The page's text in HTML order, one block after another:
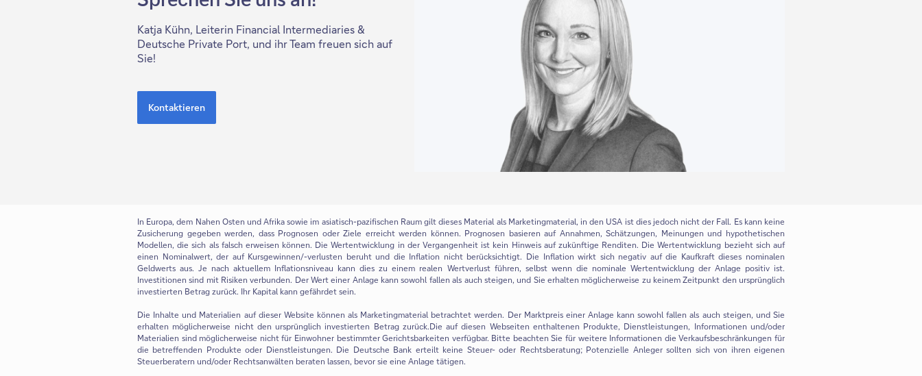
Katja Kühn, Leiterin Financial Intermediaries &
Deutsche Private Port, und ihr Team freuen sich auf
Sie!
Kontaktieren
In Europa, dem Nahen Osten und Afrika sowie im asiatisch-pazifischen Raum gilt dieses Material als Marketingmaterial, in den USA ist dies jedoch nicht der Fall. Es kann keine
Zusicherung gegeben werden, dass Prognosen oder Ziele erreicht werden können. Prognosen basieren auf Annahmen, Schätzungen, Meinungen und hypothetischen
Modellen, die sich als falsch erweisen können. Die Wertentwicklung in der Vergangenheit ist kein Hinweis auf zukünftige Renditen. Die Wertentwicklung bezieht sich auf
einen Nominalwert, der auf Kursgewinnen/-verlusten beruht und die Inflation nicht berücksichtigt. Die Inflation wirkt sich negativ auf die Kaufkraft dieses nominalen
Geldwerts aus. Je nach aktuellem Inflationsniveau kann dies zu einem realen Wertverlust führen, selbst wenn die nominale Wertentwicklung der Anlage positiv ist.
Investitionen sind mit Risiken verbunden. Der Wert einer Anlage kann sowohl fallen als auch steigen, und Sie erhalten möglicherweise zu keinem Zeitpunkt den ursprünglich
investierten Betrag zurück. Ihr Kapital kann gefährdet sein.
Die Inhalte und Materialien auf dieser Website können als Marketingmaterial betrachtet werden. Der Marktpreis einer Anlage kann sowohl fallen als auch steigen, und Sie
erhalten möglicherweise nicht den ursprünglich investierten Betrag zurück.Die auf diesen Webseiten enthaltenen Produkte, Dienstleistungen, Informationen und/oder
Materialien sind möglicherweise nicht für Einwohner bestimmter Gerichtsbarkeiten verfügbar. Bitte beachten Sie für weitere Informationen die Verkaufsbeschränkungen für
die betreffenden Produkte oder Dienstleistungen. Die Deutsche Bank erteilt keine Steuer- oder Rechtsberatung; Potenzielle Anleger sollten sich von ihren eigenen
Steuerberatern und/oder Rechtsanwälten beraten lassen, bevor sie eine Anlage tätigen.